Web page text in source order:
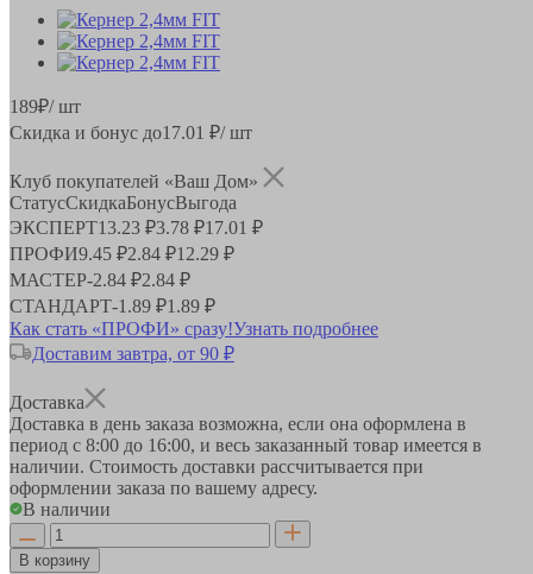
189₽/ шт
Скидка и бонус до17.01 ₽/ шт
Клуб покупателей «Ваш Дом»
СтатусСкидкаБонусВыгода
ЭКСПЕРТ13.23 ₽3.78 ₽17.01 ₽
ПРОФИ9.45 ₽2.84 ₽12.29 ₽
МАСТЕР-2.84 ₽2.84 ₽
СТАНДАРТ-1.89 ₽1.89 ₽
Как стать «ПРОФИ» сразу!Узнать подробнее
Доставим завтра, от 90 ₽
Доставка
Доставка в день заказа возможна, если она оформлена в
период с 8:00 до 16:00, и весь заказанный товар имеется в
наличии. Стоимость доставки рассчитывается при
оформлении заказа по вашему адресу.
В наличии
В корзину